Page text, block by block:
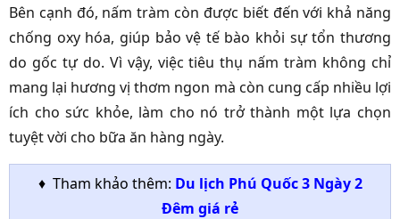
Bên cạnh đó, nấm tràm còn được biết đến với khả năng
chống oxy hóa, giúp bảo vệ tế bào khỏi sự tổn thương
do gốc tự do. Vì vậy, việc tiêu thụ nấm tràm không chỉ
mang lại hương vị thơm ngon mà còn cung cấp nhiều lợi
ích cho sức khỏe, làm cho nó trở thành một lựa chọn
tuyệt vời cho bữa ăn hàng ngày.
♦ Tham khảo thêm: Du lịch Phú Quốc 3 Ngày 2
Đêm giá rẻ